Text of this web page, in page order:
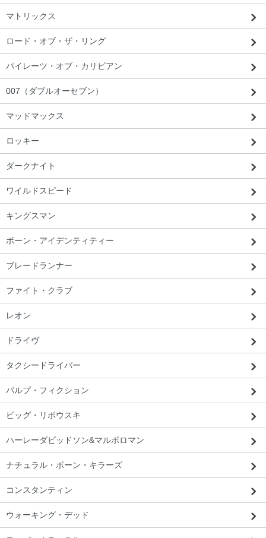
マトリックス
ロード・オブ・ザ・リング
パイレーツ・オブ・カリビアン
007（ダブルオーセブン）
マッドマックス
ロッキー
ダークナイト
ワイルドスピード
キングスマン
ボーン・アイデンティティー
ブレードランナー
ファイト・クラブ
レオン
ドライヴ
タクシードライバー
パルプ・フィクション
ビッグ・リボウスキ
ハーレーダビッドソン&マルボロマン
ナチュラル・ボーン・キラーズ
コンスタンティン
ウォーキング・デッド